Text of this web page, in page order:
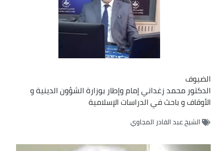
الضيوف
الدكتور محمد زغداني إمام وإطار بوزارة الشؤون الدينية و
الأوقاف و باحث في الدراسات الإسلامية
الشيخ عبد القادر المجاوي